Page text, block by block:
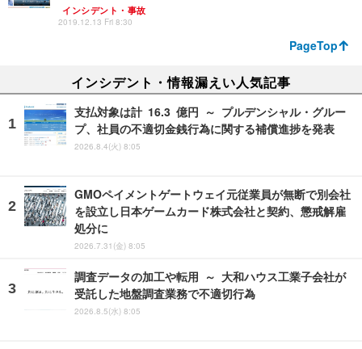
インシデント・事故
2019.12.13 Fri 8:30
PageTop
インシデント・情報漏えい人気記事
支払対象は計 16.3 億円 ～ プルデンシャル・グルー
プ、社員の不適切金銭行為に関する補償進捗を発表
2026.8.4(火) 8:05
GMOペイメントゲートウェイ元従業員が無断で別会社
を設立し日本ゲームカード株式会社と契約、懲戒解雇
処分に
2026.7.31(金) 8:05
調査データの加工や転用 ～ 大和ハウス工業子会社が
受託した地盤調査業務で不適切行為
2026.8.5(水) 8:05